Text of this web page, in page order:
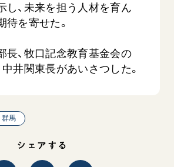
し、未来を担う人材を育ん
待を寄せた。
長、牧口記念教育基金会の
中井関東長があいさつした。
群馬
シェアする